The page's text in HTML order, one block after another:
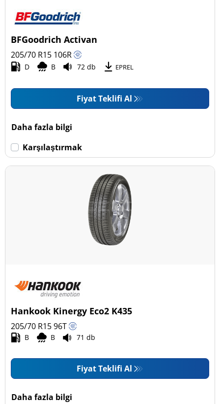
BFGoodrich Activan
205/70 R15 106R
D B 72 db EPREL
Fiyat Teklifi Al
Daha fazla bilgi
Karşılaştırmak
Hankook Kinergy Eco2 K435
205/70 R1596T
B B 71 db
Fiyat Teklifi Al
Daha fazla bilgi